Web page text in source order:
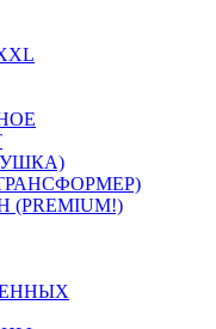
(PREMIUM!)